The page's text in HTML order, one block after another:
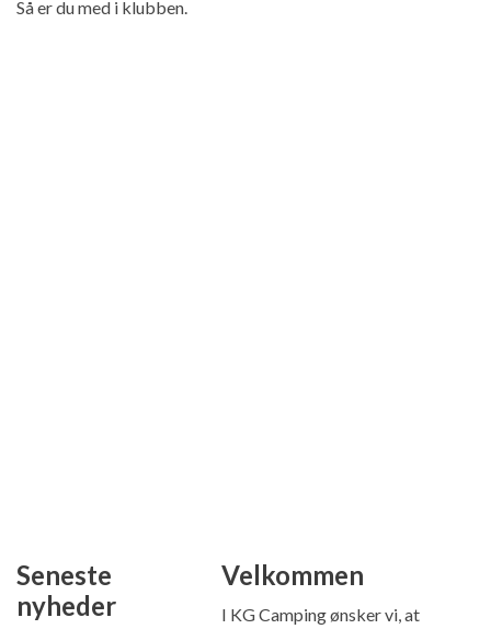
Så er du med i klubben.
Seneste
nyheder
Velkommen
I KG Camping ønsker vi, at